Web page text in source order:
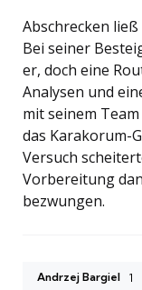
Abschrecken
Bei seiner
er, doch eine
Analysen und
mit seinem
das Karakorum-
Versuch
Vorbereitung
bezwungen.
Andrzej Bargiel 1